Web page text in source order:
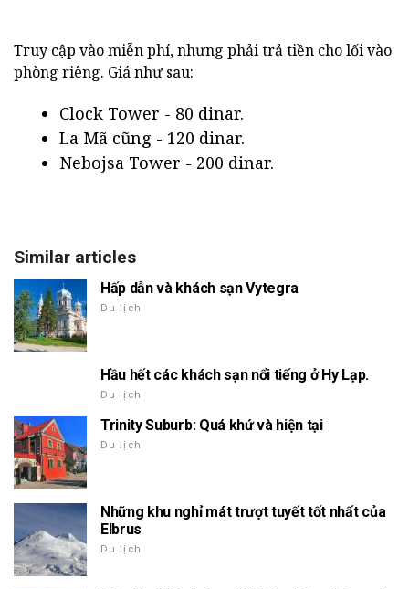
Truy cập vào miễn phí, nhưng phải trả tiền cho lối vào
phòng riêng. Giá như sau:
Clock Tower - 80 dinar.
La Mã cũng - 120 dinar.
Nebojsa Tower - 200 dinar.
Similar articles
Hấp dẫn và khách sạn Vytegra
Du lịch
Hầu hết các khách sạn nổi tiếng ở Hy Lạp.
Du lịch
Trinity Suburb: Quá khứ và hiện tại
Du lịch
Những khu nghỉ mát trượt tuyết tốt nhất của
Elbrus
Du lịch